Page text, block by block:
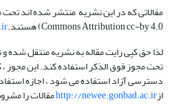
Commons Attribution cc-by 4.0) هستند.
لذا حق کپی رایت مقاله به نشریه منتقل شده و
تحت مجوز فوق الذکر استفاده کند. این مجوز
دسترسی آزاد استفاده می شود ، اجازه
ازhttp://newee.gonbad.ac.irمقالات را